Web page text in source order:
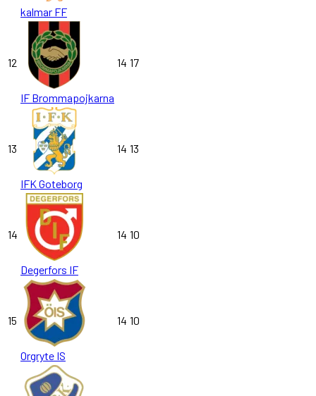
kalmar FF
12
IF Brommapojkarna
14 17
13
IFK Goteborg
14 13
14
Degerfors IF
14 10
15
Orgryte IS
14 10